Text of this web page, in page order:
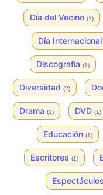
Día del Vecino (1)
Día
Discografía (1)
Diversidad (2)
Drama (1) DVD (1)
Educación (1)
Escritores (1)